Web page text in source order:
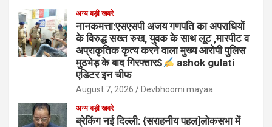
अन्य बड़ी खबरे
नानकमत्ता:एसएसपी अजय गणपति का अपराधियों
के विरुद्ध सख्त रुख, युवक के साथ लूट ,मारपीट व
अप्राकृतिक कृत्य करने वाला मुख्य आरोपी पुलिस
मुठभेड़ के बाद गिरफ्तार$
ashok gulati
एडिटर इन चीफ
August 7, 2026 Devbhoomi mayaa
अन्य बड़ी खबरे
ब्रेकिंग नई दिल्ली: {सराहनीय पहल]लोकसभा में